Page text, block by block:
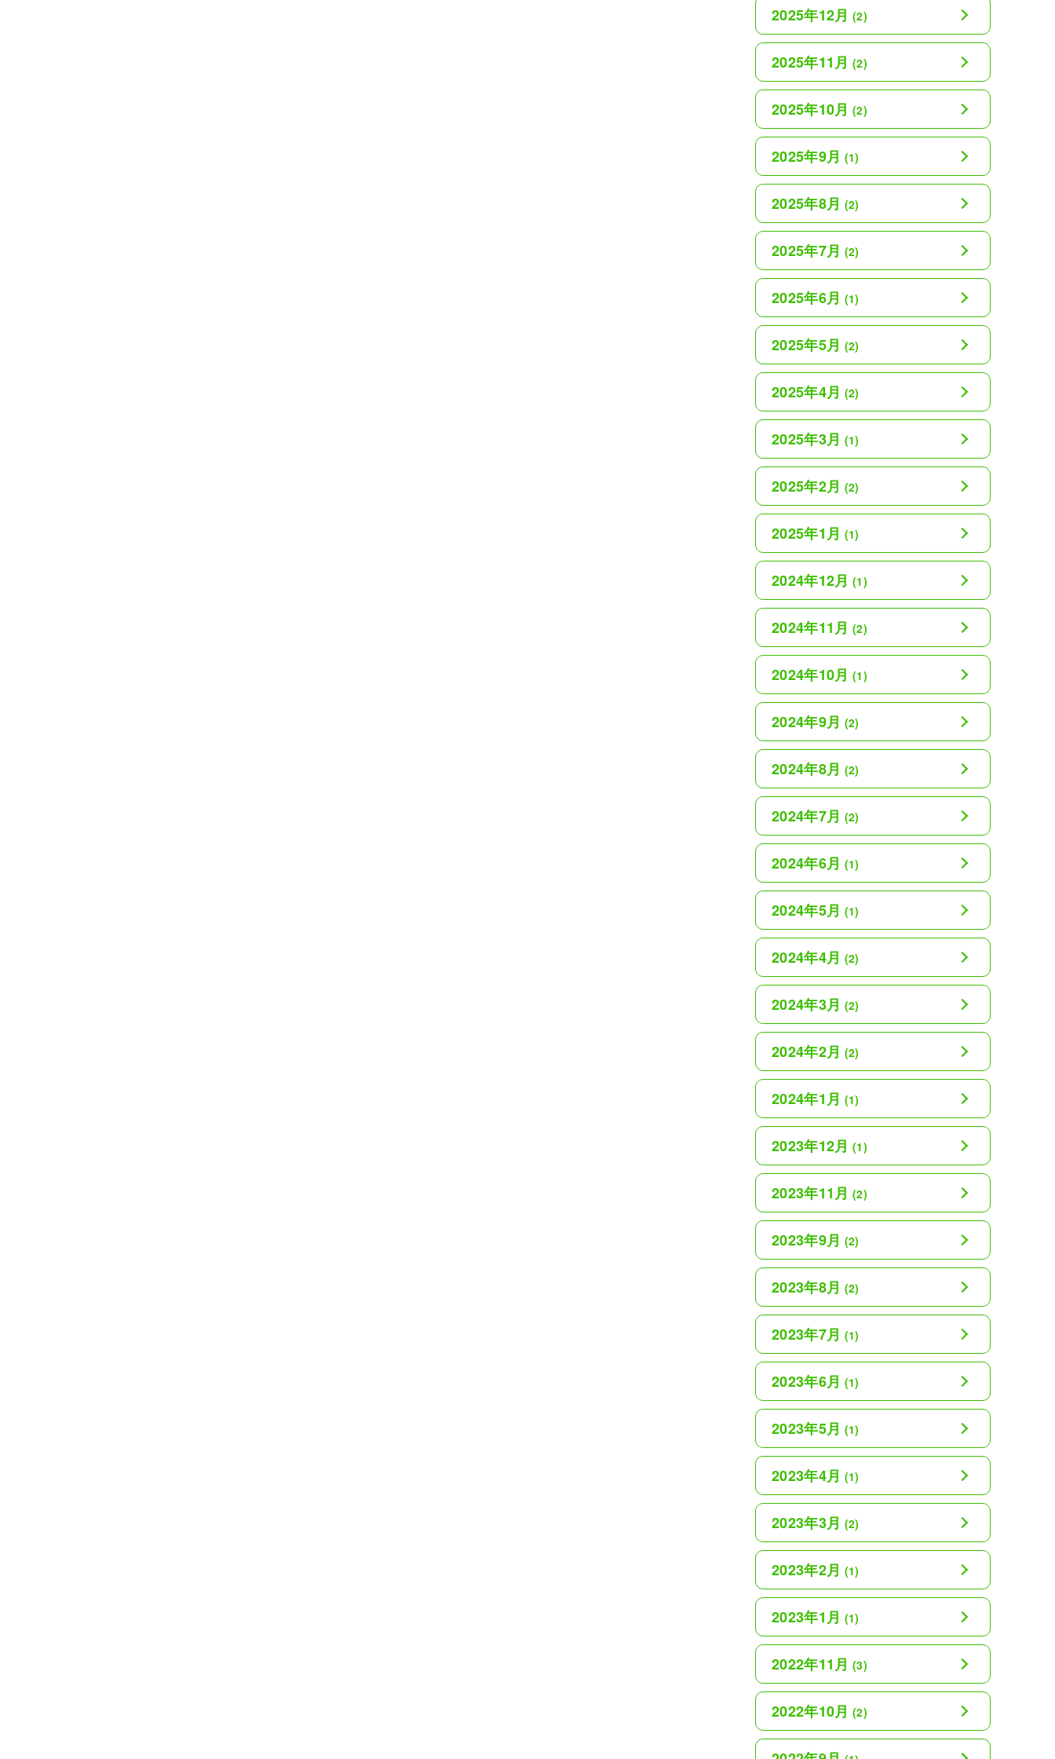
2025年12月 (2)
2025年11月 (2)
2025年10月 (2)
2025年9月 (1)
2025年8月 (2)
2025年7月 (2)
2025年6月 (1)
2025年5月 (2)
2025年4月 (2)
2025年3月 (1)
2025年2月 (2)
2025年1月 (1)
2024年12月 (1)
2024年11月 (2)
2024年10月 (1)
2024年9月 (2)
2024年8月 (2)
2024年7月 (2)
2024年6月 (1)
2024年5月 (1)
2024年4月 (2)
2024年3月 (2)
2024年2月 (2)
2024年1月 (1)
2023年12月 (1)
2023年11月 (2)
2023年9月 (2)
2023年8月 (2)
2023年7月 (1)
2023年6月 (1)
2023年5月 (1)
2023年4月 (1)
2023年3月 (2)
2023年2月 (1)
2023年1月 (1)
2022年11月 (3)
2022年10月 (2)